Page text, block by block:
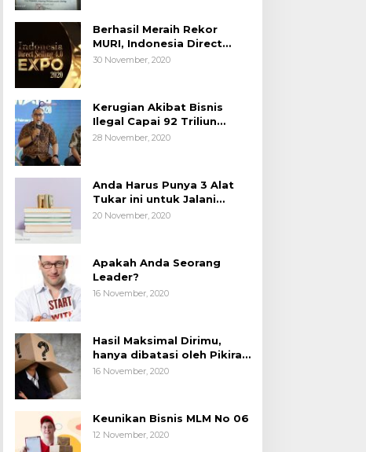
Berhasil Meraih Rekor
MURI, Indonesia Direct
Selling 4.0 Expo 2020
30 November, 2020
Kerugian Akibat Bisnis
Ilegal Capai 92 Triliun
Rupiah, AP2LI menghimbau
28 November, 2020
Anda Harus Punya 3 Alat
Tukar ini untuk Jalani
Hidup.
20 November, 2020
Apakah Anda Seorang
Leader?
16 November, 2020
Hasil Maksimal Dirimu,
hanya dibatasi oleh Pikiran
Negatif.
16 November, 2020
Keunikan Bisnis MLM No 06
12 November, 2020